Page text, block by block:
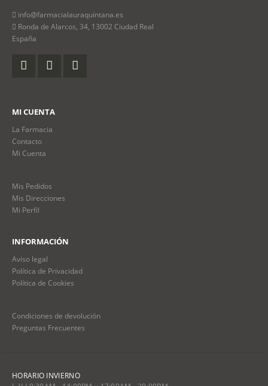
info@farmacialauraquintana.es
Ronda de Alarcos, 34, 13002 Ciudad Real
España
MI CUENTA
La Farmacia
Contacto
Mi Cuenta
Mis Pedidos
Mis Direcciones
Mi Perfil
INFORMACIÓN
Aviso legal
Política de Privacidad
Política de Cookies
Condiciones de devolución
Preguntas Frecuentes
HORARIO INVIERNO